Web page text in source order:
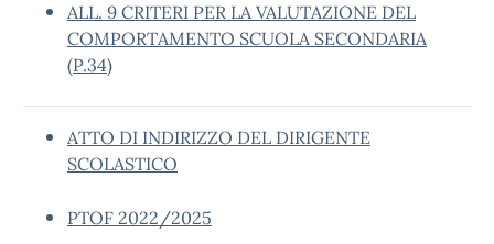
ALL. 9 CRITERI PER LA VALUTAZIONE DEL
COMPORTAMENTO SCUOLA SECONDARIA
(P.34)
ATTO DI INDIRIZZO DEL DIRIGENTE
SCOLASTICO
PTOF 2022/2025